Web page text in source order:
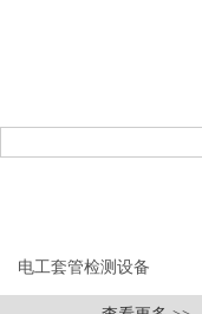
电工套管检测设备